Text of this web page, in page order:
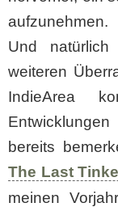
aufzunehmen.
Und
weiteren
IndieArea
bereits
The Last
meinen